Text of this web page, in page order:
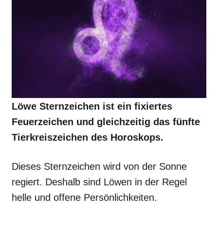
Löwe Sternzeichen ist ein fixiertes
Feuerzeichen und gleichzeitig das fünfte
Tierkreiszeichen des Horoskops.
Dieses Sternzeichen wird von der Sonne
regiert. Deshalb sind Löwen in der Regel
helle und offene Persönlichkeiten.